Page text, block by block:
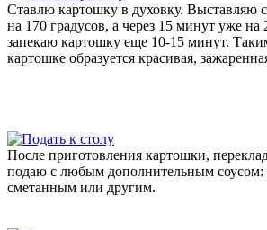
Ставлю картошку в духовку. Выставляю
на 170 градусов, а через 15 минут уже на
запекаю картошку еще 10-15 минут.
картошке образуется красивая,
После приготовления картошки,
подаю с любым дополнительным соусом:
сметанным или другим.